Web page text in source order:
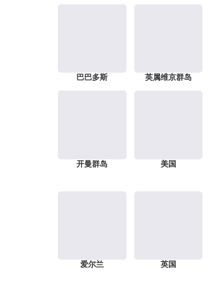
巴巴多斯 英属维京群岛
开曼群岛 美国
爱尔兰 英国